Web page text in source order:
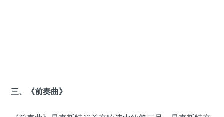
三、《前奏曲》